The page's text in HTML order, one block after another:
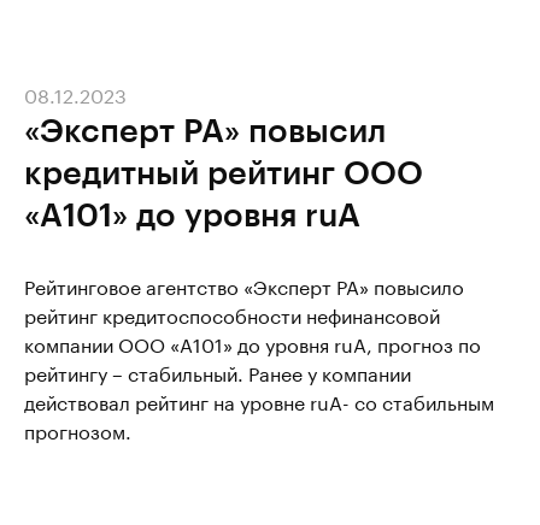
«Эксперт РА» повысил
кредитный рейтинг ООО
«А101» до уровня ruA
08.12.2023
Рейтинговое агентство «Эксперт РА» повысило
рейтинг кредитоспособности нефинансовой
компании ООО «А101» до уровня ruA, прогноз по
рейтингу – стабильный. Ранее у компании
действовал рейтинг на уровне ruA- со стабильным
прогнозом.